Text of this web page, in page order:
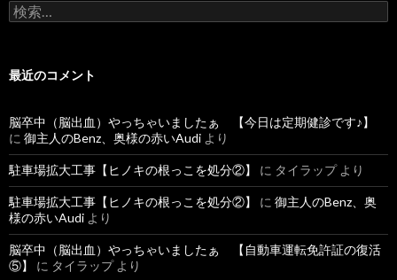
検
索
最近のコメント
脳卒中（脳出血）やっちゃいましたぁ 【今日は定期健診です♪】
に 御主人のBenz、奥様の赤いAudi より
駐車場拡大工事【ヒノキの根っこを処分②】 に タイラップより
駐車場拡大工事【ヒノキの根っこを処分②】 に 御主人のBenz、奥
様の赤いAudi より
脳卒中（脳出血）やっちゃいましたぁ 【自動車運転免許証の復活
⑤】
に タイラップより